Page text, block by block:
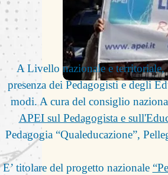
A Livello nazionale e territoriale,
presenza dei Pedagogisti e degli
modi. A cura del consiglio
APEI sul Pedagogista e
Pedagogia “Qualeducazione”,
E’ titolare del progetto nazionale